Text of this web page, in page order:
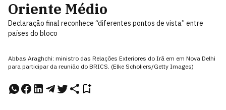
Oriente Médio
Declaração final reconhece “diferentes pontos de vista” entre
países do bloco
Abbas Araghchi: ministro das Relações Exteriores do Irã em em Nova Delhi
para participar da reunião do BRICS. (Elke Scholiers/Getty Images)